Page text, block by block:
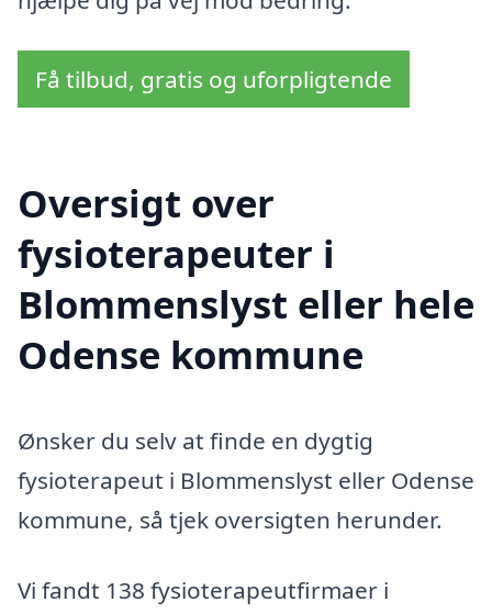
Få tilbud, gratis og uforpligtende
Oversigt over
fysioterapeuter i
Blommenslyst eller hele
Odense kommune
Ønsker du selv at finde en dygtig
fysioterapeut i Blommenslyst eller Odense
kommune, så tjek oversigten herunder.
Vi fandt 138 fysioterapeutfirmaer i